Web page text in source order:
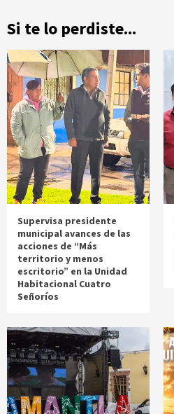
Si te lo perdiste...
Supervisa presidente
municipal avances de las
acciones de “Más
territorio y menos
escritorio” en la Unidad
Habitacional Cuatro
Señoríos